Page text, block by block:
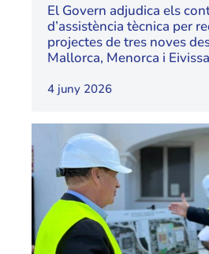
El Govern adjudica els
d’assistència tècnica per
projectes de tres noves
Mallorca, Menorca i Eivissa
4 juny 2026